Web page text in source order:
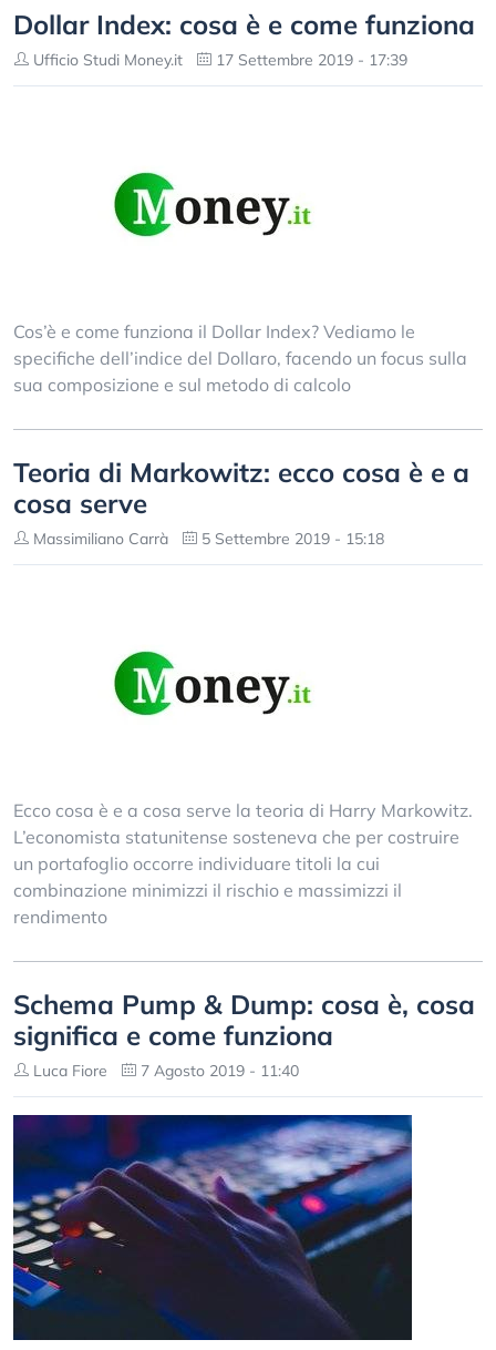
Dollar Index: cosa è e come funziona
Ufficio Studi Money.it 17 Settembre 2019 - 17:39
Cos’è e come funziona il Dollar Index? Vediamo le
specifiche dell’indice del Dollaro, facendo un focus sulla
sua composizione e sul metodo di calcolo
Teoria di Markowitz: ecco cosa è e a
cosa serve
Massimiliano Carrà 5 Settembre 2019 - 15:18
Ecco cosa è e a cosa serve la teoria di Harry Markowitz.
L’economista statunitense sosteneva che per costruire
un portafoglio occorre individuare titoli la cui
combinazione minimizzi il rischio e massimizzi il
rendimento
Schema Pump & Dump: cosa è, cosa
significa e come funziona
Luca Fiore 7 Agosto 2019 - 11:40